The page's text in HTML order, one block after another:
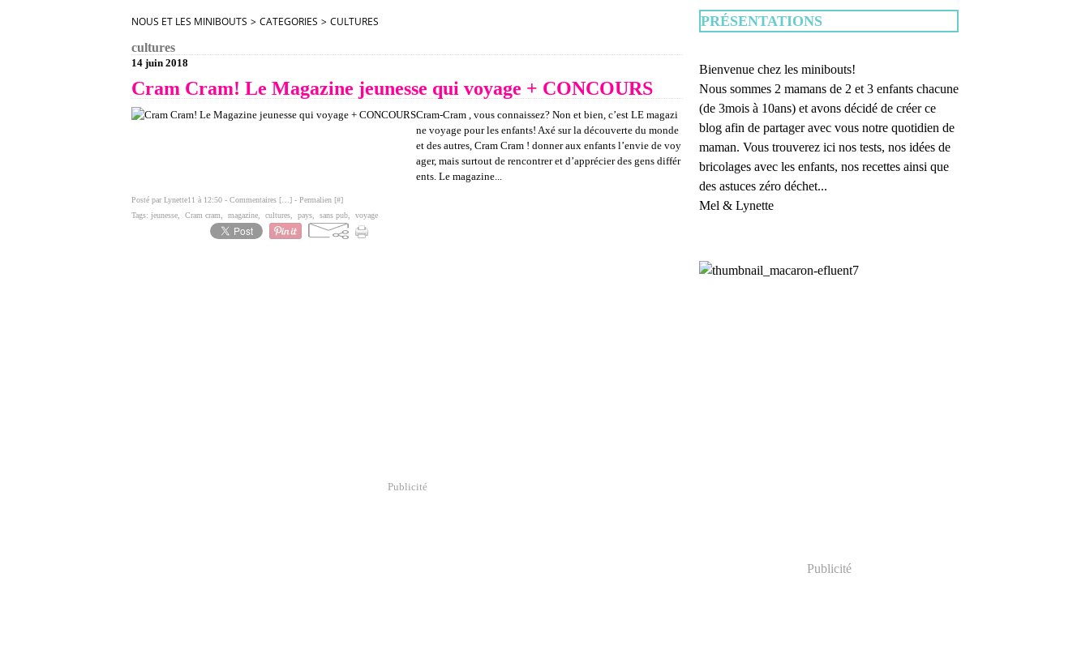
NOUS ET LES MINIBOUTS > CATEGORIES > CULTURES
cultures
14 juin 2018
Cram Cram! Le Magazine jeunesse qui voyage + CONCOURS
Cram-Cram , vous connaissez? Non et bien, c’est LE magazi
ne voyage pour les enfants! Axé sur la découverte du monde
et des autres, Cram Cram ! donner aux enfants l’envie de voy
ager, mais surtout de rencontrer et d’apprécier des gens différ
ents. Le magazine...
Posté par Lynette11 à 12:50 - Commentaires [ ] - Permalien [#]
Tags: jeunesse Cram cram magazine cultures pays sans pub voyage
Publicité
PRÉSENTATIONS
Bienvenue chez les minibouts!
Nous sommes 2 mamans de 2 et 3 enfants chacune
(de 3mois à 10ans) et avons décidé de créer ce
blog afin de partager avec vous notre quotidien de
maman. Vous trouverez ici nos tests, nos idées de
bricolages avec les enfants, nos recettes ainsi que
des astuces zéro déchet...
Mel & Lynette
Publicité